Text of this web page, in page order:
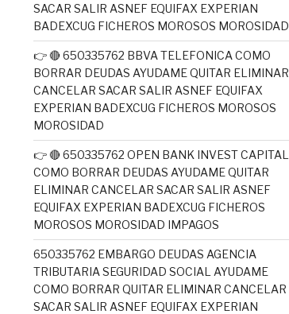
SACAR SALIR ASNEF EQUIFAX EXPERIAN
BADEXCUG FICHEROS MOROSOS MOROSIDAD
👉 🔴 650335762 BBVA TELEFONICA COMO
BORRAR DEUDAS AYUDAME QUITAR ELIMINAR
CANCELAR SACAR SALIR ASNEF EQUIFAX
EXPERIAN BADEXCUG FICHEROS MOROSOS
MOROSIDAD
👉 🔴 650335762 OPEN BANK INVEST CAPITAL
COMO BORRAR DEUDAS AYUDAME QUITAR
ELIMINAR CANCELAR SACAR SALIR ASNEF
EQUIFAX EXPERIAN BADEXCUG FICHEROS
MOROSOS MOROSIDAD IMPAGOS
650335762 EMBARGO DEUDAS AGENCIA
TRIBUTARIA SEGURIDAD SOCIAL AYUDAME
COMO BORRAR QUITAR ELIMINAR CANCELAR
SACAR SALIR ASNEF EQUIFAX EXPERIAN